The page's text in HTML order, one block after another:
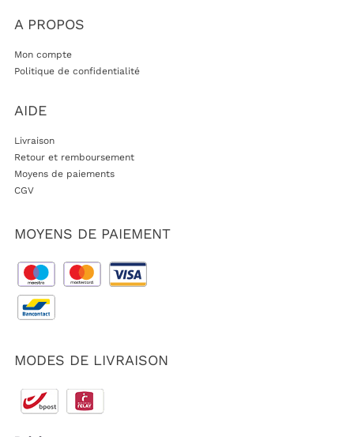
A PROPOS
Mon compte
Politique de confidentialité
AIDE
Livraison
Retour et remboursement
Moyens de paiements
CGV
MOYENS DE PAIEMENT
MODES DE LIVRAISON